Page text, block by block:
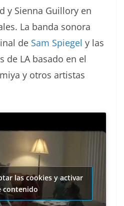
y Sienna Guillory en
La banda sonora
de Sam Spiegel y las
de LA basado en el
y otros artistas
las cookies y activar
contenido